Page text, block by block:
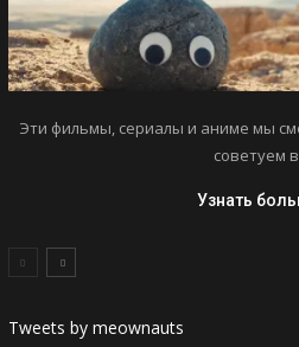
Эти фильмы, сериалы и аниме мы
советуем
Узнать
Tweets by meownauts